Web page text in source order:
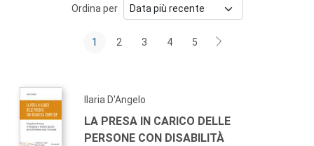
Ordina per
1 2 3 4 5
Ilaria D'Angelo
LA PRESA IN CARICO DELLE
PERSONE CON DISABILITÀ